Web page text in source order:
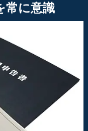
常に意識